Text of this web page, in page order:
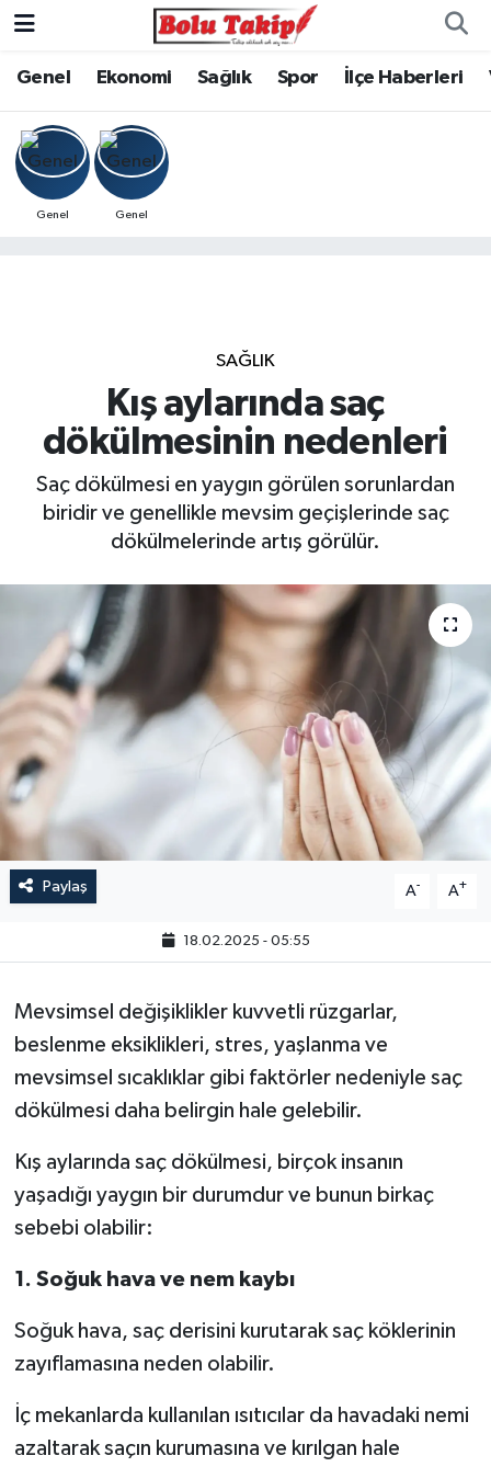
Genel Ekonomi Sağlık Spor İlçe Haberleri
Genel Genel
SAĞLIK
Kış aylarında saç
dökülmesinin nedenleri
Saç dökülmesi en yaygın görülen sorunlardan
biridir ve genellikle mevsim geçişlerinde saç
dökülmelerinde artış görülür.
Paylaş A- A+
18.02.2025 - 05:55
Mevsimsel değişiklikler kuvvetli rüzgarlar,
beslenme eksiklikleri, stres, yaşlanma ve
mevsimsel sıcaklıklar gibi faktörler nedeniyle saç
dökülmesi daha belirgin hale gelebilir.
Kış aylarında saç dökülmesi, birçok insanın
yaşadığı yaygın bir durumdur ve bunun birkaç
sebebi olabilir:
1. Soğuk hava ve nem kaybı
Soğuk hava, saç derisini kurutarak saç köklerinin
zayıflamasına neden olabilir.
İç mekanlarda kullanılan ısıtıcılar da havadaki nemi
azaltarak saçın kurumasına ve kırılgan hale